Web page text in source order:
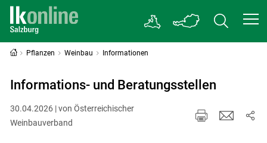
Pflanzen Weinbau Informationen
Informations- und Beratungsstellen
30.04.2026 | von Österreichischer
Weinbauverband